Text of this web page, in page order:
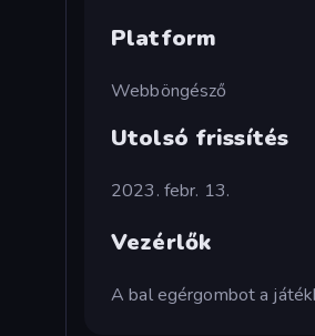
Platform
Webböngésző
Utolsó frissítés
2023. febr. 13.
Vezérlők
A bal egérgombot a